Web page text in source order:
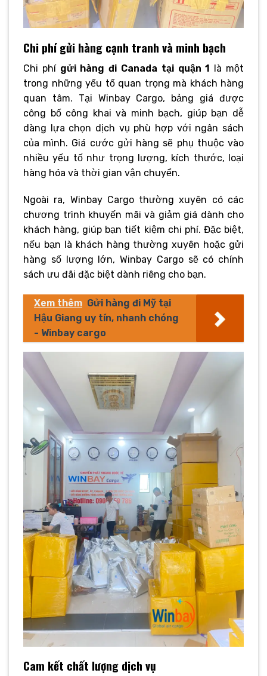
Chi phí gửi hàng cạnh tranh và minh bạch
Chi phí gửi hàng đi Canada tại quận 1 là một
trong những yếu tố quan trọng mà khách hàng
quan tâm. Tại Winbay Cargo, bảng giá được
công bố công khai và minh bạch, giúp bạn dễ
dàng lựa chọn dịch vụ phù hợp với ngân sách
của mình. Giá cước gửi hàng sẽ phụ thuộc vào
nhiều yếu tố như trọng lượng, kích thước, loại
hàng hóa và thời gian vận chuyển.
Ngoài ra, Winbay Cargo thường xuyên có các
chương trình khuyến mãi và giảm giá dành cho
khách hàng, giúp bạn tiết kiệm chi phí. Đặc biệt,
nếu bạn là khách hàng thường xuyên hoặc gửi
hàng số lượng lớn, Winbay Cargo sẽ có chính
sách ưu đãi đặc biệt dành riêng cho bạn.
Xem thêm Gửi hàng đi Mỹ tại
Hậu Giang uy tín, nhanh chóng
- Winbay cargo
Cam kết chất lượng dịch vụ